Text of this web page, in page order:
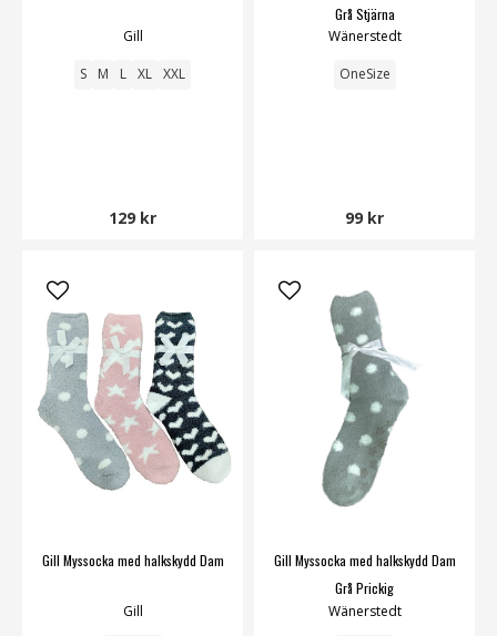
Gill
S M L XL XXL
129 kr
Grå Stjärna
Wänerstedt
OneSize
99 kr
Gill Myssocka med halkskydd Dam
Gill
Gill Myssocka med halkskydd Dam
Grå Prickig
Wänerstedt